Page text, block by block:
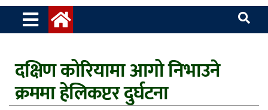
दक्षिण कोरियामा आगो निभाउने
क्रममा हेलिकप्टर दुर्घटना